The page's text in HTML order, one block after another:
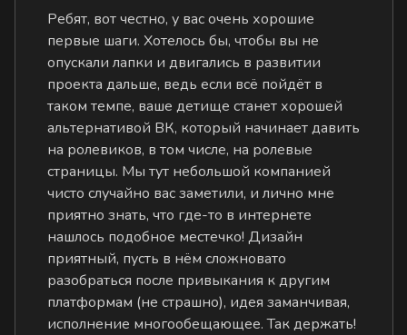
Ребят, вот честно, у вас очень хорошие
первые шаги. Хотелось бы, чтобы вы не
опускали лапки и двигались в развитии
проекта дальше, ведь если всё пойдёт в
таком темпе, ваше детище станет хорошей
альтернативой ВК, который начинает давить
на ролевиков, в том числе, на ролевые
страницы. Мы тут небольшой компанией
чисто случайно вас заметили, и лично мне
приятно знать, что где-то в интернете
нашлось подобное местечко! Дизайн
приятный, пусть в нём сложновато
разобраться после привыкания к другим
платформам (не страшно), идея заманчивая,
исполнение многообещающее. Так держать!